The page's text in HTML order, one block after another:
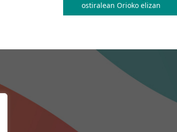
ostiralean Orioko elizan